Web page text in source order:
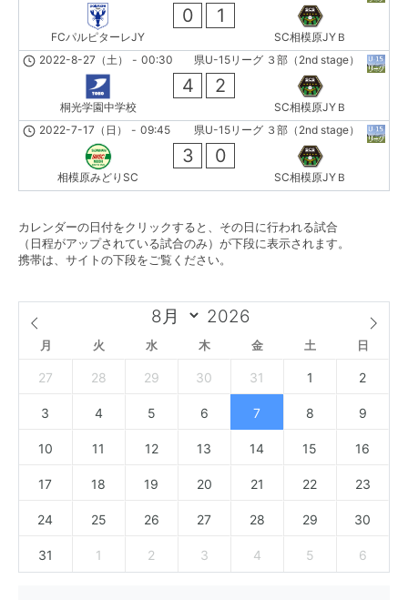
FCパルピターレJY
0 1
SC相模原JYＢ
県U-15リーグ ３部（2nd stage）
2022-8-27（土） - 00:30
桐光学園中学校
4 2
SC相模原JYＢ
県U-15リーグ ３部（2nd stage）
2022-7-17（日） - 09:45
相模原みどりSC
3 0
SC相模原JYＢ
カレンダーの日付をクリックすると、その日に行われる試合
（日程がアップされている試合のみ）が下段に表示されます。
携帯は、サイトの下段をご覧ください。
月 火 水 木 金 土 日
27 28 29 30 31 1 2
3 4 5 6 7 8 9
10 11 12 13 14 15 16
17 18 19 20 21 22 23
24 25 26 27 28 29 30
31 1 2 3 4 5 6